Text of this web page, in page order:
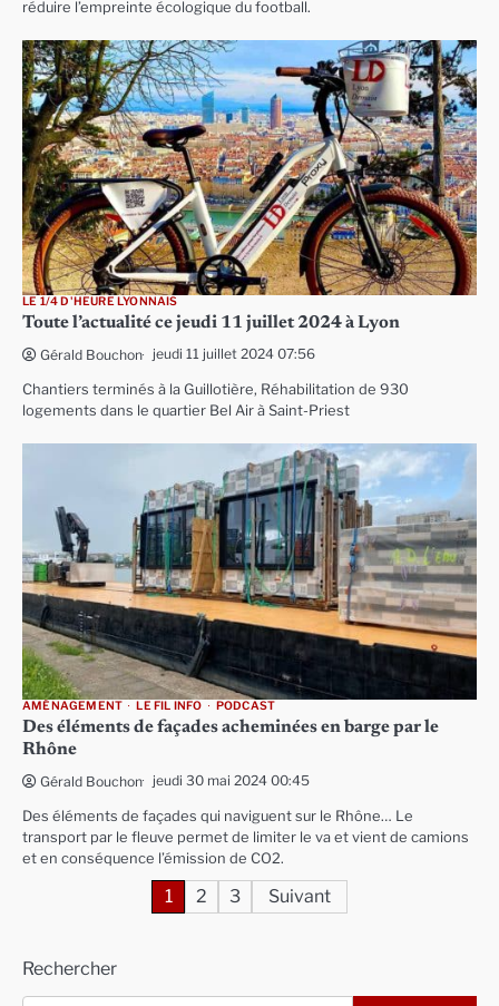
réduire l’empreinte écologique du football.
LE 1/4 D'HEURE LYONNAIS
Toute l’actualité ce jeudi 11 juillet 2024 à Lyon
Gérald Bouchon jeudi 11 juillet 2024 07:56
Chantiers terminés à la Guillotière, Réhabilitation de 930
logements dans le quartier Bel Air à Saint-Priest
AMÉNAGEMENT LE FIL INFO PODCAST
Des éléments de façades acheminées en barge par le
Rhône
Gérald Bouchon jeudi 30 mai 2024 00:45
Des éléments de façades qui naviguent sur le Rhône… Le
transport par le fleuve permet de limiter le va et vient de camions
et en conséquence l’émission de CO2.
publications
1 2 3 Suivant
Rechercher